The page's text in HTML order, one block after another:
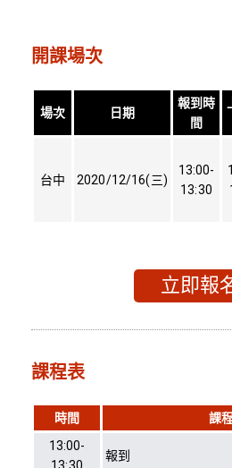
開課場次
場次 日期
報到時
間
台中 2020/12/16(三)
13:00-
13:30
立即報
課程表
時間
課
13:00-
報到